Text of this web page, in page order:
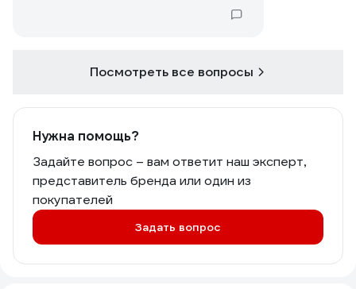
Посмотреть все вопросы
Нужна помощь?
Задайте вопрос – вам ответит наш эксперт,
представитель бренда или один из
покупателей
Задать вопрос